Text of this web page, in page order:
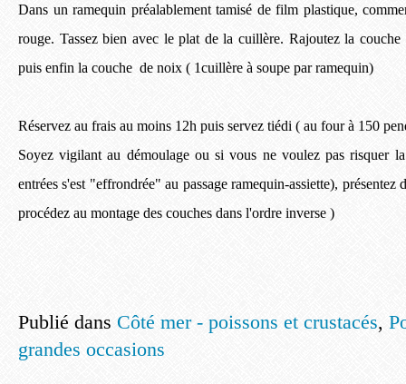
Dans un ramequin préalablement tamisé de film plastique,
rouge. Tassez bien avec le plat de la cuillère. Rajoutez la couche
puis enfin la couche de noix ( 1cuillère à soupe par ramequin)
Réservez au frais au moins 12h puis servez tiédi ( au four à 150
Soyez vigilant au démoulage ou si vous ne voulez pas risquer
entrées s'est "effrondrée" au passage ramequin-assiette), présentez
procédez au montage des couches dans l'ordre inverse )
Publié dans Côté mer - poissons et crustacés,
grandes occasions